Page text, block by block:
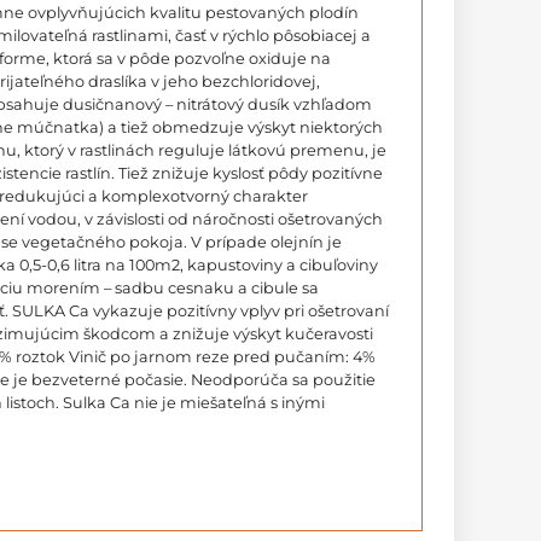
ovplyvňujúcich kvalitu pestovaných plodín
rastlinami, časť v rýchlo pôsobiacej a
ktorá sa v pôde pozvoľne oxiduje na
draslíka v jeho bezchloridovej,
dusičnanový – nitrátový dusík vzhľadom
múčnatka) a tiež obmedzuje výskyt niektorých
ktorý v rastlinách reguluje látkovú premenu, je
rastlín. Tiež znižuje kyslosť pôdy pozitívne
a komplexotvorný charakter
vodou, v závislosti od náročnosti ošetrovaných
vegetačného pokoja. V prípade olejnín je
0,5-0,6 litra na 100m2, kapustoviny a cibuľoviny
morením – sadbu cesnaku a cibule sa
Ca vykazuje pozitívny vplyv pri ošetrovaní
škodcom a znižuje výskyt kučeravosti
roztok Vinič po jarnom reze pred pučaním: 4%
je bezveterné počasie. Neodporúča sa použitie
Sulka Ca nie je miešateľná s inými